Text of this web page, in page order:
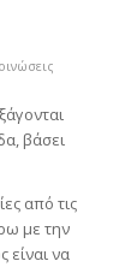
βάσει
από τις
με την
είναι να